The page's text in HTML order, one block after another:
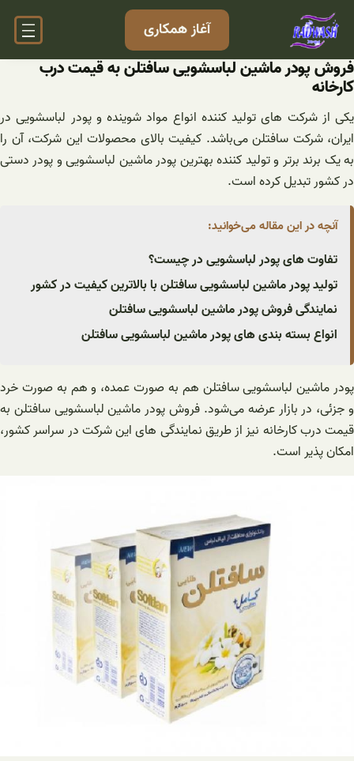
رفتن
آغاز همکاری
فروش پودر ماشین لباسشویی سافتلن به قیمت درب
کارخانه
یکی از شرکت های تولید کننده انواع مواد شوینده و پودر لباسشویی در
ایران، شرکت سافتلن می‌باشد. کیفیت بالای محصولات این شرکت، آن را
به یک برند برتر و تولید کننده بهترین پودر ماشین لباسشویی و پودر دستی
در کشور تبدیل کرده است.
آنچه در این مقاله می‌خوانید:
تفاوت های پودر لباسشویی در چیست؟
تولید پودر ماشین لباسشویی سافتلن با بالاترین کیفیت در کشور
نمایندگی فروش پودر ماشین لباسشویی سافتلن
انواع بسته بندی های پودر ماشین لباسشویی سافتلن
پودر ماشین لباسشویی سافتلن هم به صورت عمده، و هم به صورت خرد
و جزئی، در بازار عرضه می‌شود. فروش پودر ماشین لباسشویی سافتلن به
قیمت درب کارخانه نیز از طریق نمایندگی های این شرکت در سراسر کشور،
امکان پذیر است.